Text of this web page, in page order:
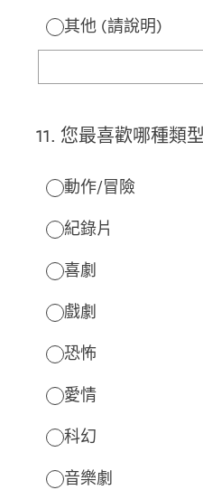
其他 (請說明)
11. 您最喜歡哪種類
動作/冒險
紀錄片
喜劇
戲劇
恐怖
愛情
科幻
音樂劇